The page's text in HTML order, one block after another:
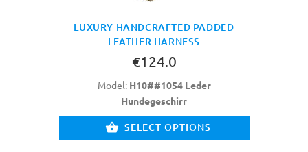
LUXURY HANDCRAFTED PADDED
LEATHER HARNESS
€124.0
Model: H10##1054 Leder
Hundegeschirr
SELECT OPTIONS